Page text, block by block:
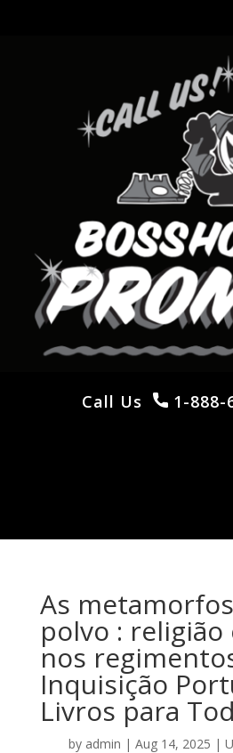
Call Us 1-888-
As
polvo :
nos
Inquisição
Livros para
by admin | Aug 14, 2025 |